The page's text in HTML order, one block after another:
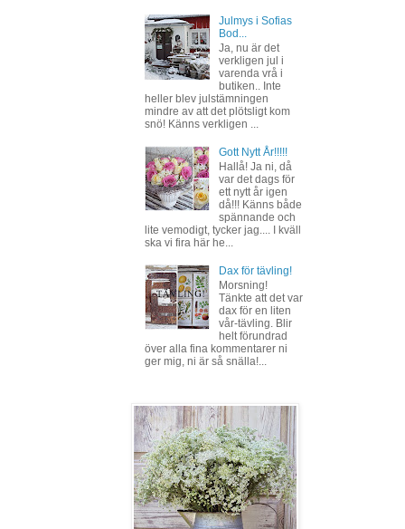
Julmys i Sofias
Bod...
Ja, nu är det
verkligen jul i
varenda vrå i
butiken.. Inte
heller blev julstämningen
mindre av att det plötsligt kom
snö! Känns verkligen ...
Gott Nytt År!!!!!
Hallå! Ja ni, då
var det dags för
ett nytt år igen
då!!! Känns både
spännande och
lite vemodigt, tycker jag.... I kväll
ska vi fira här he...
Dax för tävling!
Morsning!
Tänkte att det var
dax för en liten
vår-tävling. Blir
helt förundrad
över alla fina kommentarer ni
ger mig, ni är så snälla!...